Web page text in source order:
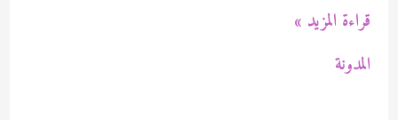
صباغ
ابوكسى
اشبيلية
قراءة المزيد »
المدونة